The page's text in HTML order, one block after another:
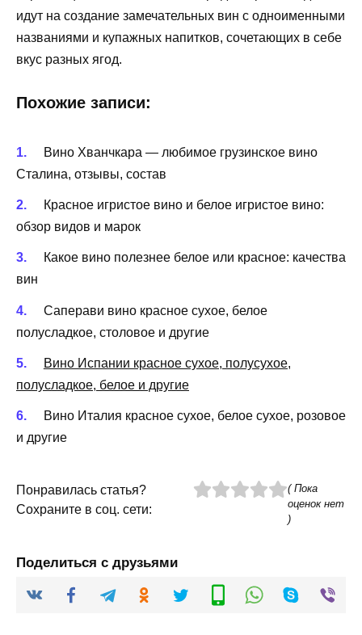
идут на создание замечательных вин с одноименными
названиями и купажных напитков, сочетающих в себе
вкус разных ягод.
Похожие записи:
Вино Хванчкара — любимое грузинское вино
Сталина, отзывы, состав
Красное игристое вино и белое игристое вино:
обзор видов и марок
Какое вино полезнее белое или красное: качества
вин
Саперави вино красное сухое, белое
полусладкое, столовое и другие
Вино Испании красное сухое, полусухое,
полусладкое, белое и другие
Вино Италия красное сухое, белое сухое, розовое
и другие
Понравилась статья?
Сохраните в соц. сети:
( Пока
оценок нет
)
Поделиться с друзьями